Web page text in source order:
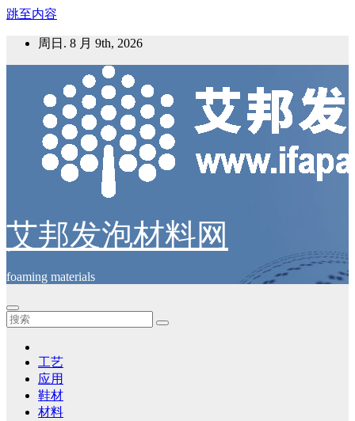
跳至内容
周日. 8 月 9th, 2026
艾邦发泡材料网
foaming materials
工艺
应用
鞋材
材料